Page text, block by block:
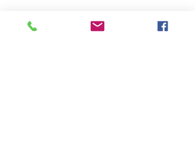
深層修復